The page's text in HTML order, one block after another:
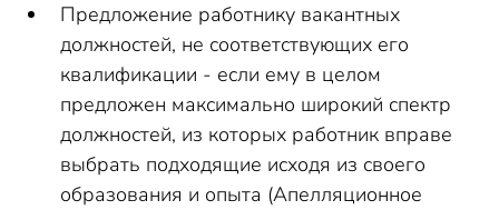
Предложение работнику вакантных
должностей, не соответствующих его
квалификации - если ему в целом
предложен максимально широкий спектр
должностей, из которых работник вправе
выбрать подходящие исходя из своего
образования и опыта (Апелляционное